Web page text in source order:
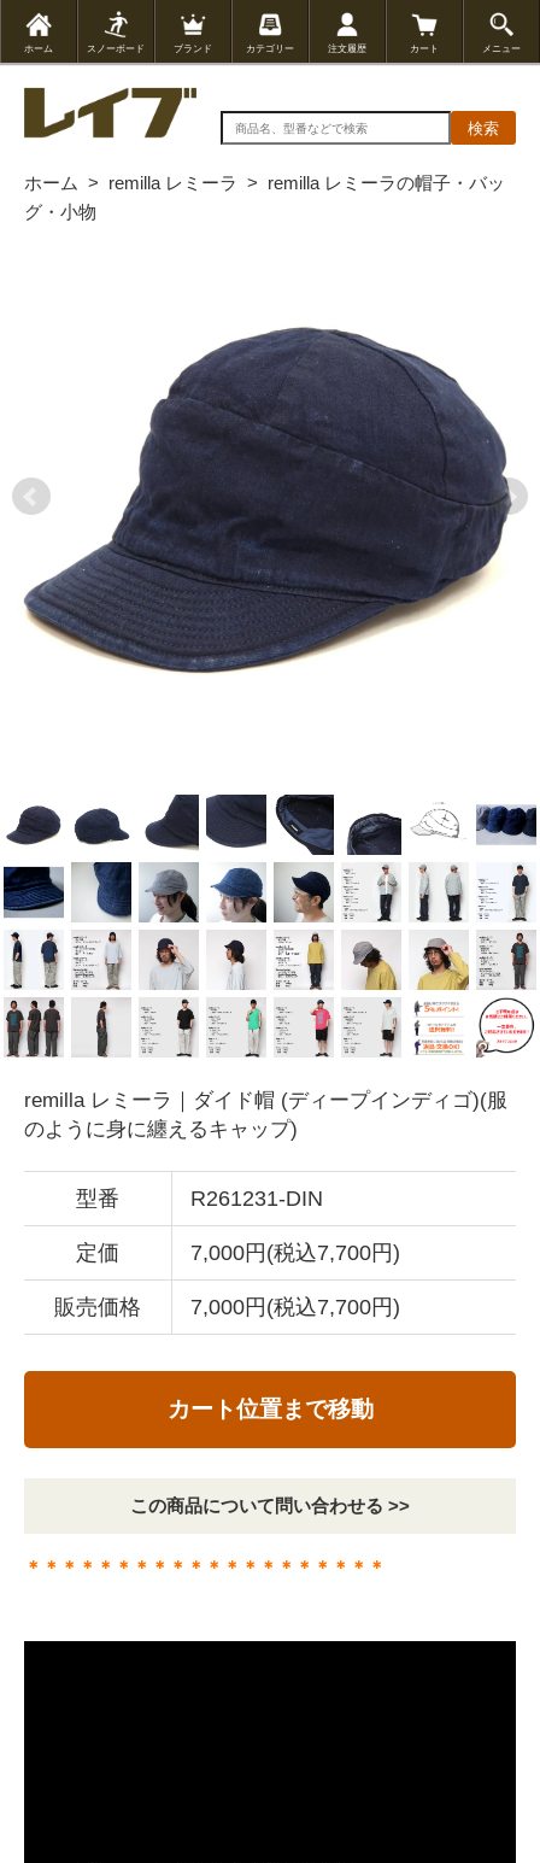
ホーム スノーボード ブランド カテゴリー 注文履歴 カート メニュー
検索
ホーム > remilla レミーラ > remilla レミーラの帽子・バッ
グ・小物
remilla レミーラ｜ダイド帽 (ディープインディゴ)(服
のように身に纏えるキャップ)
型番 R261231-DIN
定価 7,000円(税込7,700円)
販売価格 7,000円(税込7,700円)
カート位置まで移動
この商品について問い合わせる >>
＊＊＊＊＊＊＊＊＊＊＊＊＊＊＊＊＊＊＊＊